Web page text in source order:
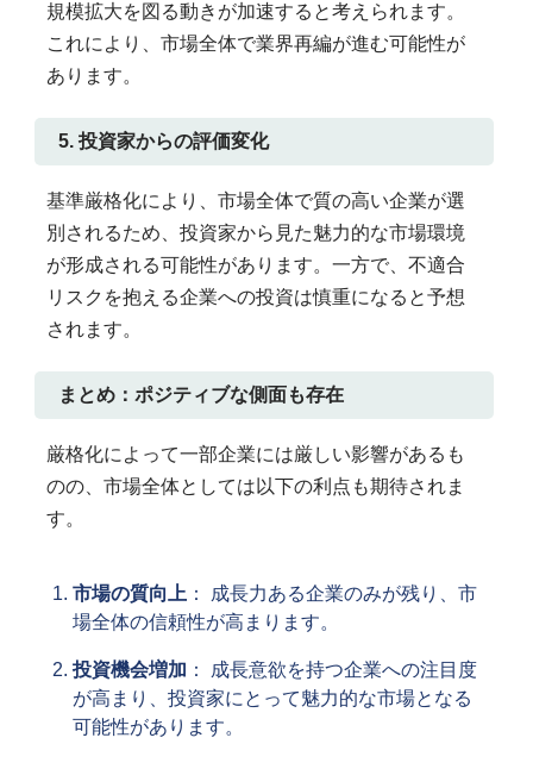
規模拡大を図る動きが加速すると考えられます。
これにより、市場全体で業界再編が進む可能性が
あります。
5. 投資家からの評価変化
基準厳格化により、市場全体で質の高い企業が選
別されるため、投資家から見た魅力的な市場環境
が形成される可能性があります。一方で、不適合
リスクを抱える企業への投資は慎重になると予想
されます。
まとめ：ポジティブな側面も存在
厳格化によって一部企業には厳しい影響があるも
のの、市場全体としては以下の利点も期待されま
す。
市場の質向上 ： 成長力ある企業のみが残り、市
場全体の信頼性が高まります。
投資機会増加 ： 成長意欲を持つ企業への注目度
が高まり、投資家にとって魅力的な市場となる
可能性があります。